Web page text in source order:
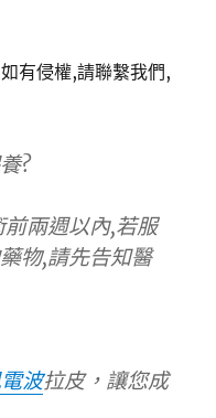
有侵權,請聯繫我們,
?
兩週以內,若服
物,請先告知醫
波拉皮，讓您成